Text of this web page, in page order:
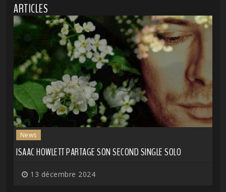
ARTICLES
News
ISAAC HOWLETT PARTAGE SON SECOND SINGLE SOLO
13 décembre 2024